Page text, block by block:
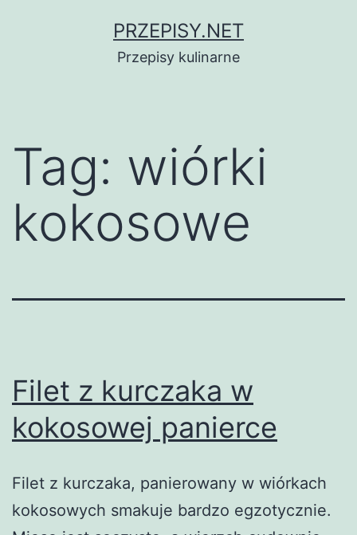
PRZEPISY.NET
Przepisy kulinarne
Tag: wiórki
kokosowe
Filet z kurczaka w
kokosowej panierce
Filet z kurczaka, panierowany w wiórkach
kokosowych smakuje bardzo egzotycznie.